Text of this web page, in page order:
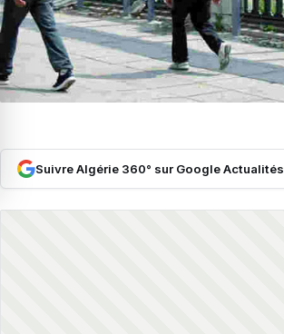
Suivre Algérie 360° sur Google Actualités